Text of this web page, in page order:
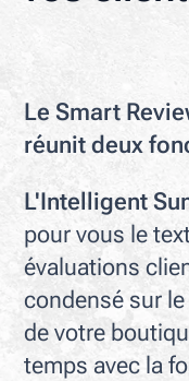
Le Smart
réunit deux
L'Intelligent
pour vous le
évaluations
condensé sur
de votre
temps avec la